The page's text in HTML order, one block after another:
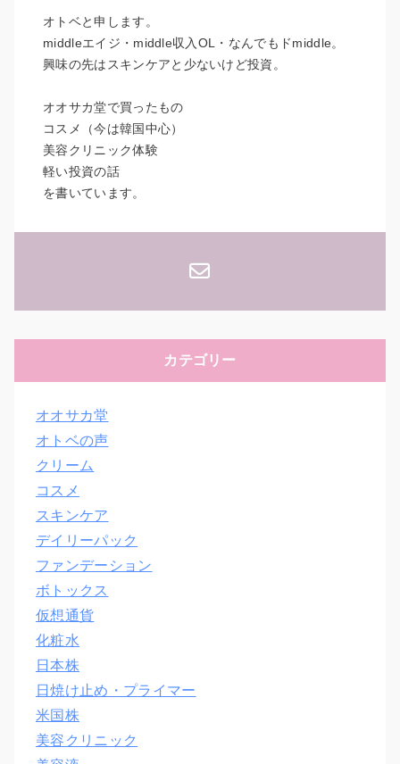
オトベと申します。
middleエイジ・middle収入OL・なんでもドmiddle。
興味の先はスキンケアと少ないけど投資。
オオサカ堂で買ったもの
コスメ（今は韓国中心）
美容クリニック体験
軽い投資の話
を書いています。
カテゴリー
オオサカ堂
オトベの声
クリーム
コスメ
スキンケア
デイリーパック
ファンデーション
ボトックス
仮想通貨
化粧水
日本株
日焼け止め・プライマー
米国株
美容クリニック